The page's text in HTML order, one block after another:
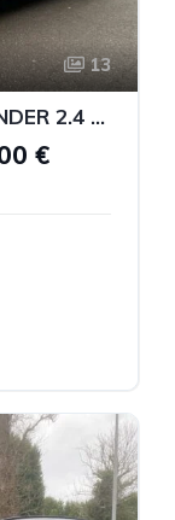
13
MITSUBISHI OUTLANDER 2.4 PHEV MOTION
€